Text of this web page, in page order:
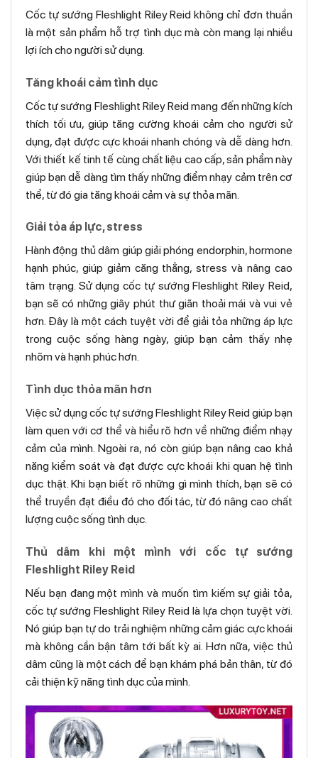
Cốc tự sướng Fleshlight Riley Reid không chỉ đơn thuần
là một sản phẩm hỗ trợ tình dục mà còn mang lại nhiều
lợi ích cho người sử dụng.
Tăng khoái cảm tình dục
Cốc tự sướng Fleshlight Riley Reid mang đến những kích
thích tối ưu, giúp tăng cường khoái cảm cho người sử
dụng, đạt được cực khoái nhanh chóng và dễ dàng hơn.
Với thiết kế tinh tế cùng chất liệu cao cấp, sản phẩm này
giúp bạn dễ dàng tìm thấy những điểm nhạy cảm trên cơ
thể, từ đó gia tăng khoái cảm và sự thỏa mãn.
Giải tỏa áp lực, stress
Hành động thủ dâm giúp giải phóng endorphin, hormone
hạnh phúc, giúp giảm căng thẳng, stress và nâng cao
tâm trạng. Sử dụng cốc tự sướng Fleshlight Riley Reid,
bạn sẽ có những giây phút thư giãn thoải mái và vui vẻ
hơn. Đây là một cách tuyệt vời để giải tỏa những áp lực
trong cuộc sống hàng ngày, giúp bạn cảm thấy nhẹ
nhõm và hạnh phúc hơn.
Tình dục thỏa mãn hơn
Việc sử dụng cốc tự sướng Fleshlight Riley Reid giúp bạn
làm quen với cơ thể và hiểu rõ hơn về những điểm nhạy
cảm của mình. Ngoài ra, nó còn giúp bạn nâng cao khả
năng kiểm soát và đạt được cực khoái khi quan hệ tình
dục thật. Khi bạn biết rõ những gì mình thích, bạn sẽ có
thể truyền đạt điều đó cho đối tác, từ đó nâng cao chất
lượng cuộc sống tình dục.
Thủ dâm khi một mình với cốc tự sướng
Fleshlight Riley Reid
Nếu bạn đang một mình và muốn tìm kiếm sự giải tỏa,
cốc tự sướng Fleshlight Riley Reid là lựa chọn tuyệt vời.
Nó giúp bạn tự do trải nghiệm những cảm giác cực khoái
mà không cần bận tâm tới bất kỳ ai. Hơn nữa, việc thủ
dâm cũng là một cách để bạn khám phá bản thân, từ đó
cải thiện kỹ năng tình dục của mình.